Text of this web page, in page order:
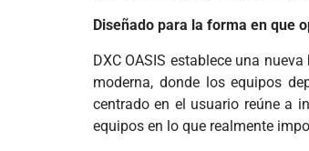
Diseñado para la forma en que
DXC OASIS establece una
moderna, donde los equipos
centrado en el usuario reúne a
equipos en lo que realmente